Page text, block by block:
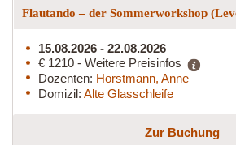
Flautando – der Sommerworkshop
15.08.2026 - 22.08.2026
€ 1210 - Weitere Preisinfos
Dozenten: Horstmann, Anne
Domizil: Alte Glasschleife
Zur Buchung